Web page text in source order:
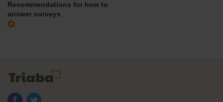
Recommendations for how to
answer surveys